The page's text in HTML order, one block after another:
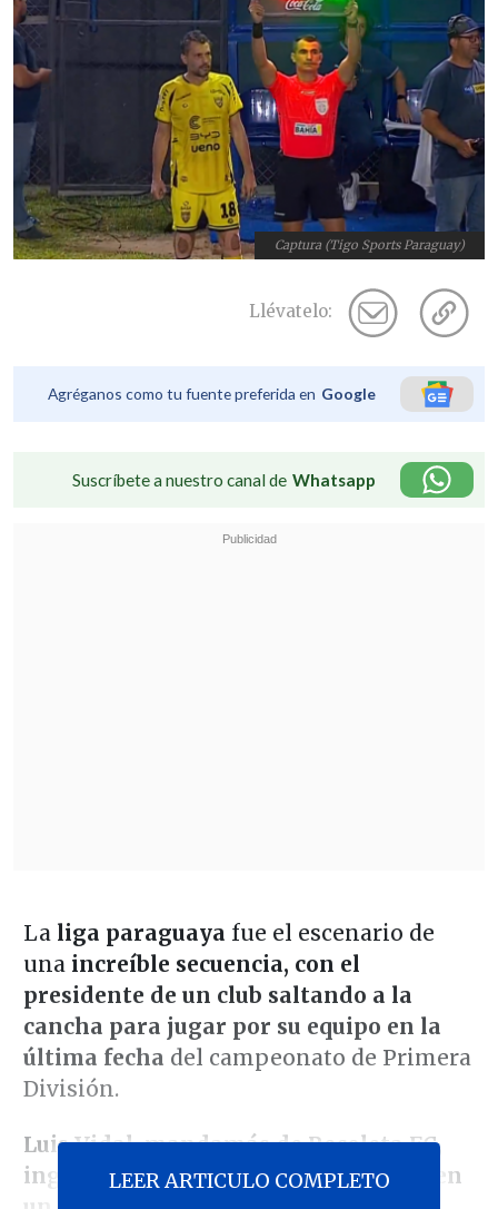
Captura (Tigo Sports Paraguay)
Llévatelo:
Agréganos como tu fuente preferida en Google
Suscríbete a nuestro canal de Whatsapp
La liga paraguaya fue el escenario de
una increíble secuencia, con el
presidente de un club saltando a la
cancha para jugar por su equipo en la
última fecha del campeonato de Primera
División.
Luis Vidal, mandamás de Recoleta FC,
ingresó como cambio ante Nacional, en
LEER ARTICULO COMPLETO